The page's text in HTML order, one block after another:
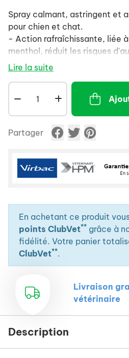
Spray calmant, astringent et
pour chien et chat.
- Action rafraîchissante, liée
menthol, réduit les risques
diminue la sensation de
d'Hamamélis, permet
- Ne contient pas de
Lire la suite
Partager
En achetant ce produit
points ClubVet** grâce à
fidélité. Votre panier
ClubVet**.
Livraison
vétérinaire
Description